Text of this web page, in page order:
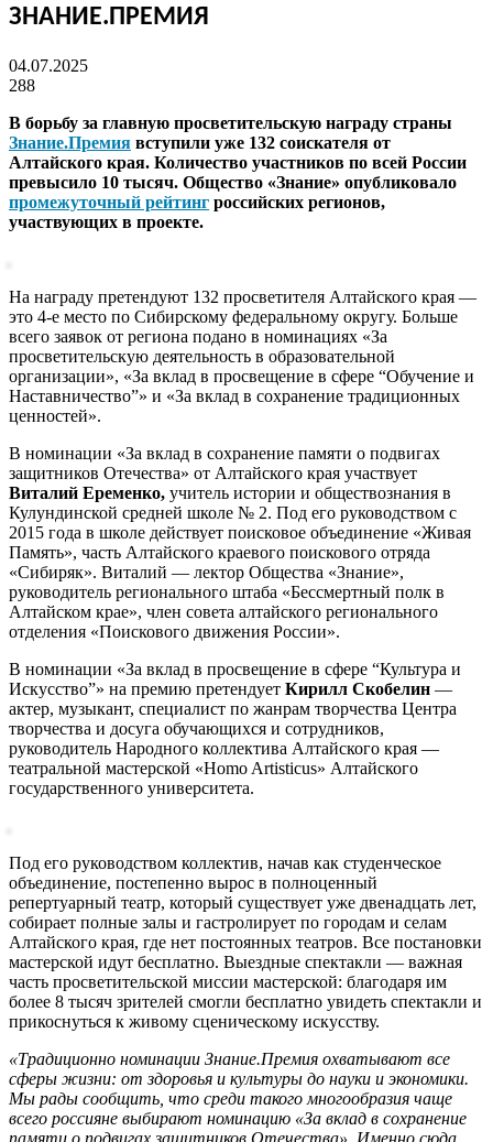
ЗНАНИЕ.ПРЕМИЯ
04.07.2025
288
В борьбу за главную просветительскую награду страны
Знание.Премия вступили уже 132 соискателя от
Алтайского края. Количество участников по всей России
превысило 10 тысяч. Общество «Знание» опубликовало
промежуточный рейтинг российских регионов,
участвующих в проекте.
На награду претендуют 132 просветителя Алтайского края —
это 4-е место по Сибирскому федеральному округу. Больше
всего заявок от региона подано в номинациях «За
просветительскую деятельность в образовательной
организации», «За вклад в просвещение в сфере “Обучение и
Наставничество”» и «За вклад в сохранение традиционных
ценностей».
В номинации «За вклад в сохранение памяти о подвигах
защитников Отечества» от Алтайского края участвует
Виталий Еременко, учитель истории и обществознания в
Кулундинской средней школе № 2. Под его руководством с
2015 года в школе действует поисковое объединение «Живая
Память», часть Алтайского краевого поискового отряда
«Сибиряк». Виталий — лектор Общества «Знание»,
руководитель регионального штаба «Бессмертный полк в
Алтайском крае», член совета алтайского регионального
отделения «Поискового движения России».
В номинации «За вклад в просвещение в сфере “Культура и
Искусство”» на премию претендует Кирилл Скобелин —
актер, музыкант, специалист по жанрам творчества Центра
творчества и досуга обучающихся и сотрудников,
руководитель Народного коллектива Алтайского края —
театральной мастерской «Homo Artisticus» Алтайского
государственного университета.
Под его руководством коллектив, начав как студенческое
объединение, постепенно вырос в полноценный
репертуарный театр, который существует уже двенадцать лет,
собирает полные залы и гастролирует по городам и селам
Алтайского края, где нет постоянных театров. Все постановки
мастерской идут бесплатно. Выездные спектакли — важная
часть просветительской миссии мастерской: благодаря им
более 8 тысяч зрителей смогли бесплатно увидеть спектакли и
прикоснуться к живому сценическому искусству.
«Традиционно номинации Знание.Премия охватывают все
сферы жизни: от здоровья и культуры до науки и экономики.
Мы рады сообщить, что среди такого многообразия чаще
всего россияне выбирают номинацию «За вклад в сохранение
памяти о подвигах защитников Отечества». Именно сюда